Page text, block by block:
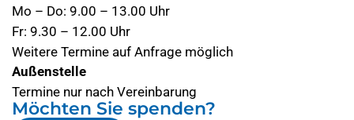
Mo – Do: 9.00 – 13.00 Uhr
Fr: 9.30 – 12.00 Uhr
Weitere Termine auf Anfrage möglich
Außenstelle
Termine nur nach Vereinbarung
Möchten Sie spenden?